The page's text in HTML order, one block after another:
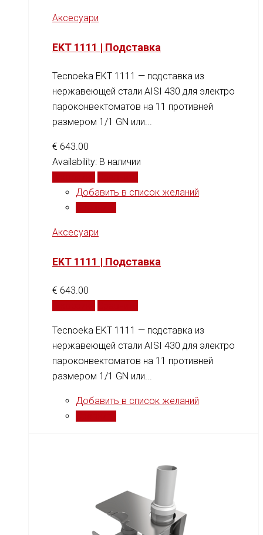
Аксесуари
EKT 1111 | Подставка
Tecnoeka EKT 1111 — подставка из
нержавеющей стали AISI 430 для электро
пароконвектоматов на 11 противней
размером 1/1 GN или...
€ 643.00
Availability: В наличии
Добавить в список желаний
Аксесуари
EKT 1111 | Подставка
€ 643.00
Tecnoeka EKT 1111 — подставка из
нержавеющей стали AISI 430 для электро
пароконвектоматов на 11 противней
размером 1/1 GN или...
Добавить в список желаний